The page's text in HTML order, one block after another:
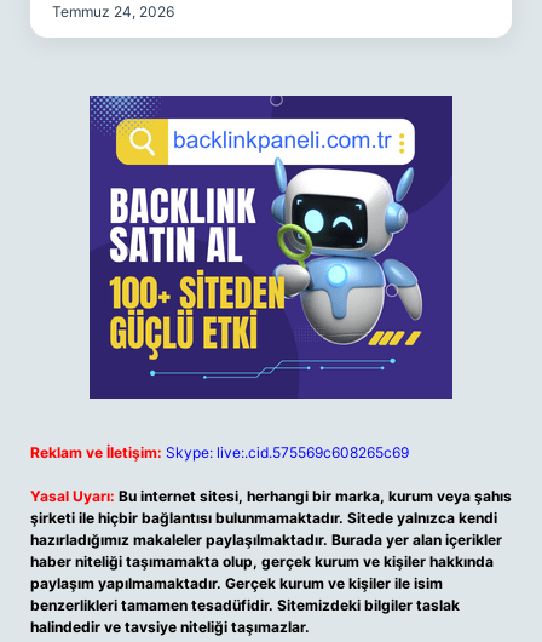
Temmuz 24, 2026
Reklam ve İletişim: Skype: live:.cid.575569c608265c69
Yasal Uyarı: Bu internet sitesi, herhangi bir marka, kurum veya şahıs
şirketi ile hiçbir bağlantısı bulunmamaktadır. Sitede yalnızca kendi
hazırladığımız makaleler paylaşılmaktadır. Burada yer alan içerikler
haber niteliği taşımamakta olup, gerçek kurum ve kişiler hakkında
paylaşım yapılmamaktadır. Gerçek kurum ve kişiler ile isim
benzerlikleri tamamen tesadüfidir. Sitemizdeki bilgiler taslak
halindedir ve tavsiye niteliği taşımazlar.